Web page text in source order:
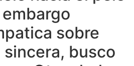
sobre
sincera, busco